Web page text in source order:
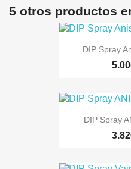
5 otros productos
DIP Spray
DIP Spray